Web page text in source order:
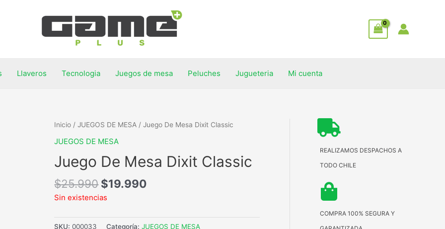
Llaveros Tecnologia Juegos de mesa Peluches Jugueteria Mi cuenta
Inicio /JUEGOS DE MESA / Juego De Mesa Dixit Classic
JUEGOS DE MESA
Juego De Mesa Dixit Classic
$25.990 $19.990
Sin existencias
SKU:000033 Categoría:JUEGOS DE MESA
REALIZAMOS DESPACHOS A
TODO CHILE
COMPRA 100% SEGURA Y